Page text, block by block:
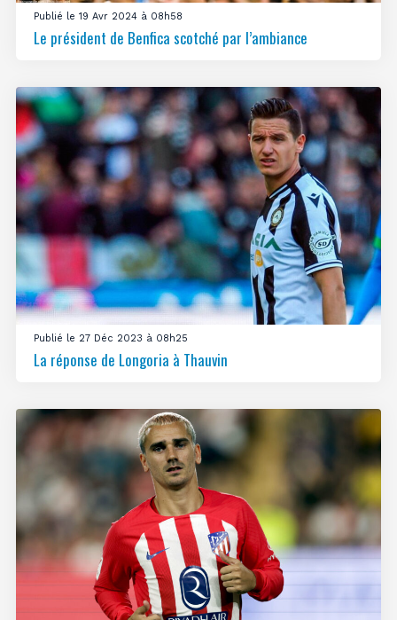
Publié le 19 Avr 2024 à 08h58
Le président de Benfica scotché par l’ambiance
Publié le 27 Déc 2023 à 08h25
La réponse de Longoria à Thauvin